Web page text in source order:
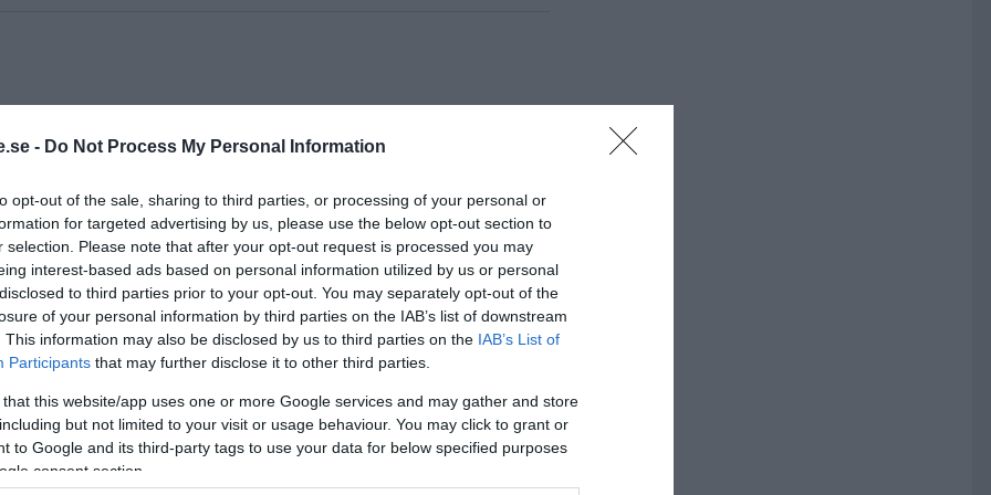
- Do Not Process My Personal Information
opt-out of the sale, sharing to third parties, or processing of your personal or
for targeted advertising by us, please use the below opt-out section to
selection. Please note that after your opt-out request is processed you may
interest-based ads based on personal information utilized by us or personal
to third parties prior to your opt-out. You may separately opt-out of the
of your personal information by third parties on the IAB’s list of downstream
This information may also be disclosed by us to third parties on the IAB’s List of
Participants that may further disclose it to other third parties.
that this website/app uses one or more Google services and may gather and store
but not limited to your visit or usage behaviour. You may click to grant or
to Google and its third-party tags to use your data for below specified purposes
consent section.
i den ursprungliga definitionen av ordet ”anarki”, vilken är
2024 i målet om SVT Vaccinkrigarna
Svenska Staten i ett civilmål där hon kräver
gå under